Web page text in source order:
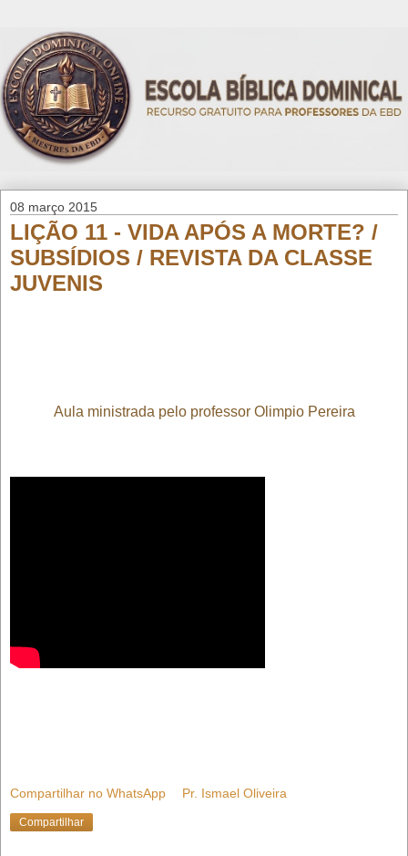
08 março 2015
LIÇÃO 11 - VIDA APÓS A MORTE? /
SUBSÍDIOS / REVISTA DA CLASSE
JUVENIS
Aula ministrada pelo professor Olimpio Pereira
Compartilhar no WhatsApp Pr. Ismael Oliveira
Compartilhar